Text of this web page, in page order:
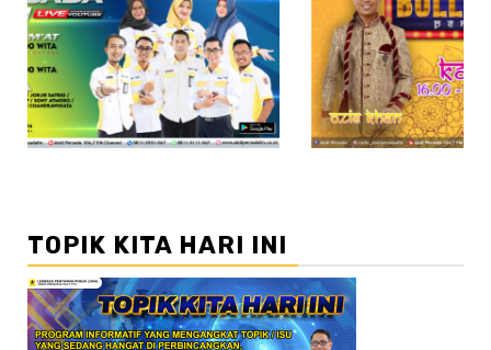
//2
TOPIK KITA HARI INI